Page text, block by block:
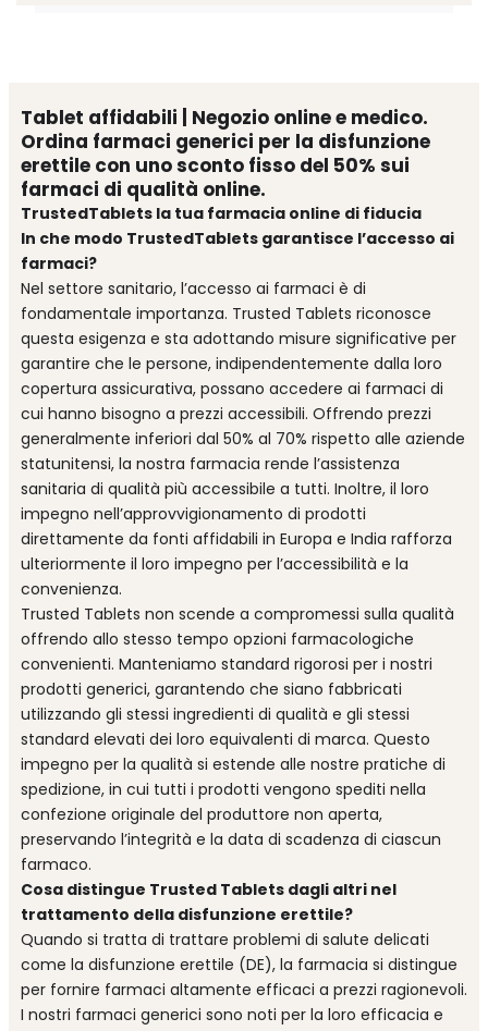
Tablet affidabili | Negozio online e medico.
Ordina farmaci generici per la disfunzione
erettile con uno sconto fisso del 50% sui
farmaci di qualità online.
TrustedTablets la tua farmacia online di fiducia
In che modo TrustedTablets garantisce l’accesso ai
farmaci?
Nel settore sanitario, l’accesso ai farmaci è di
fondamentale importanza. Trusted Tablets riconosce
questa esigenza e sta adottando misure significative per
garantire che le persone, indipendentemente dalla loro
copertura assicurativa, possano accedere ai farmaci di
cui hanno bisogno a prezzi accessibili. Offrendo prezzi
generalmente inferiori dal 50% al 70% rispetto alle aziende
statunitensi, la nostra farmacia rende l’assistenza
sanitaria di qualità più accessibile a tutti. Inoltre, il loro
impegno nell’approvvigionamento di prodotti
direttamente da fonti affidabili in Europa e India rafforza
ulteriormente il loro impegno per l’accessibilità e la
convenienza.
Trusted Tablets non scende a compromessi sulla qualità
offrendo allo stesso tempo opzioni farmacologiche
convenienti. Manteniamo standard rigorosi per i nostri
prodotti generici, garantendo che siano fabbricati
utilizzando gli stessi ingredienti di qualità e gli stessi
standard elevati dei loro equivalenti di marca. Questo
impegno per la qualità si estende alle nostre pratiche di
spedizione, in cui tutti i prodotti vengono spediti nella
confezione originale del produttore non aperta,
preservando l’integrità e la data di scadenza di ciascun
farmaco.
Cosa distingue Trusted Tablets dagli altri nel
trattamento della disfunzione erettile?
Quando si tratta di trattare problemi di salute delicati
come la disfunzione erettile (DE), la farmacia si distingue
per fornire farmaci altamente efficaci a prezzi ragionevoli.
I nostri farmaci generici sono noti per la loro efficacia e